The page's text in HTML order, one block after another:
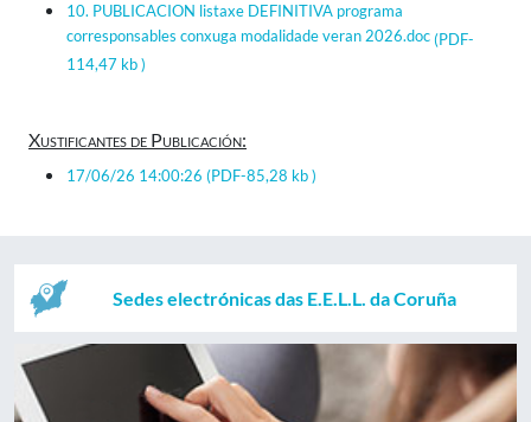
10. PUBLICACION listaxe DEFINITIVA programa
corresponsables conxuga modalidade veran 2026.doc(PDF-
114,47 kb )
Xustificantes de Publicación:
17/06/26 14:00:26 (PDF-85,28 kb )
Sedes electrónicas das E.E.L.L. da Coruña